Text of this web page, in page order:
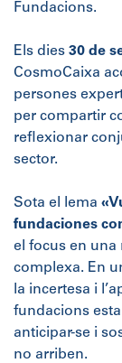
Fundacions.
Els dies 30 de
CosmoCaixa
persones
per compartir
reflexionar
sector.
Sota el lema
fundaciones
el focus en una
complexa. En
la incertesa i
fundacions
anticipar-se i
no arriben.